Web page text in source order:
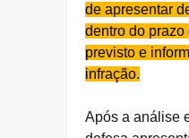
de apresentar
dentro do
previsto e
infração.
Após a análise